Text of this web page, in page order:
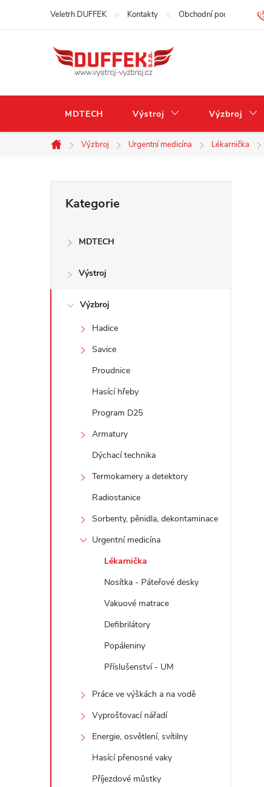
Veletrh DUFFEK Kontakty Obchodní podmínky
MDTECH Výstroj Výzbroj
Domů
Výzbroj Urgentní medicína Lékarnička
t
kategorie
Kategorie
MDTECH
Výstroj
Výzbroj
Hadice
Savice
Proudnice
Hasící hřeby
Program D25
Armatury
Dýchací technika
Termokamery a detektory
Radiostanice
Sorbenty, pěnidla, dekontaminace
Urgentní medicína
Lékarnička
Nosítka - Páteřové desky
Vakuové matrace
Defibrilátory
Popáleniny
Příslušenství - UM
Práce ve výškách a na vodě
Vyprošťovací nářadí
Energie, osvětlení, svítilny
Hasící přenosné vaky
Příjezdové můstky